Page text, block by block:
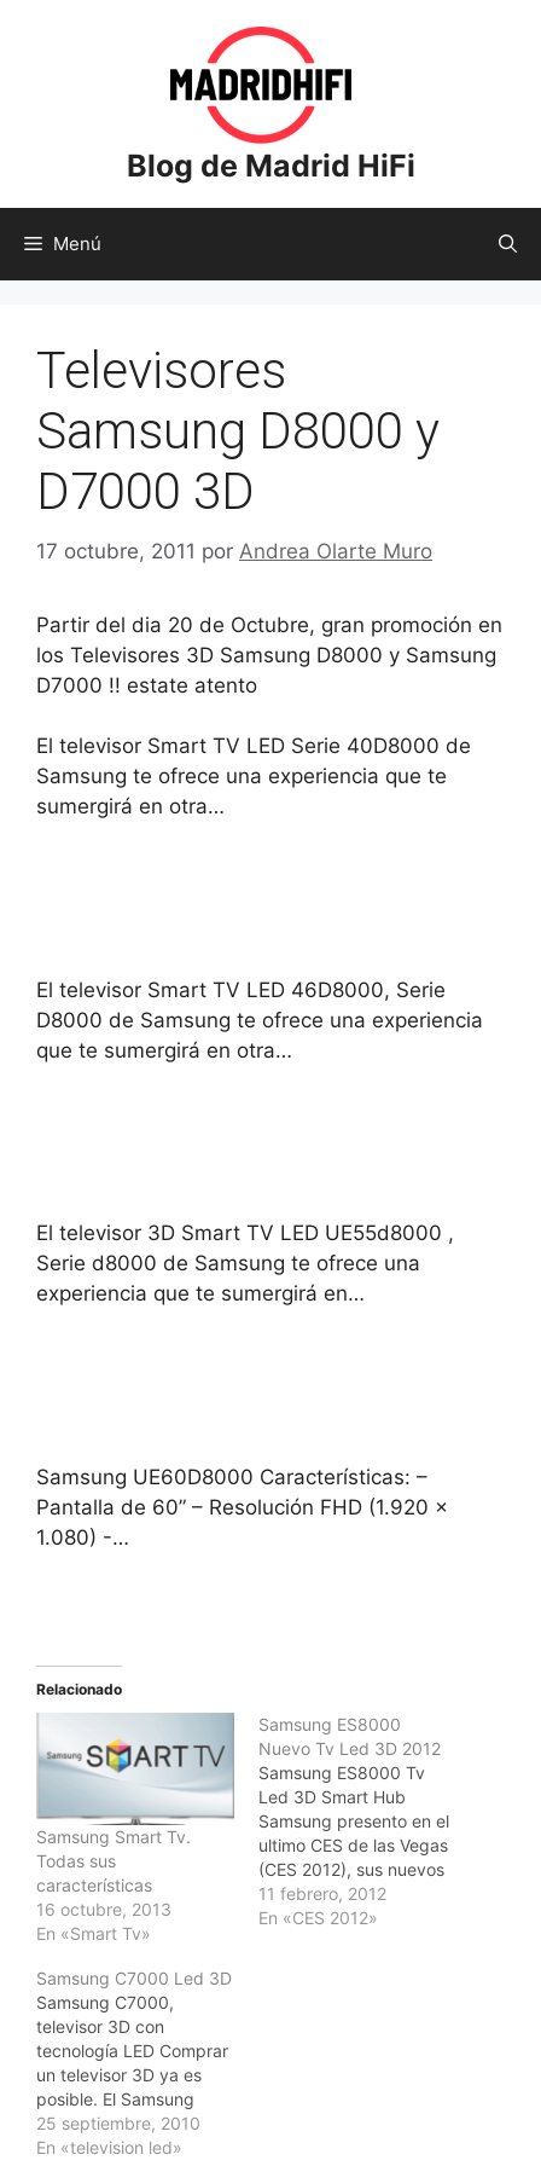
Blog de Madrid HiFi
Menú
Televisores
Samsung D8000 y
D7000 3D
17 octubre, 2011 por Andrea Olarte Muro
Partir del dia 20 de Octubre, gran promoción en
los Televisores 3D Samsung D8000 y Samsung
D7000 !! estate atento
El televisor Smart TV LED Serie 40D8000 de
Samsung te ofrece una experiencia que te
sumergirá en otra…
El televisor Smart TV LED 46D8000, Serie
D8000 de Samsung te ofrece una experiencia
que te sumergirá en otra…
El televisor 3D Smart TV LED UE55d8000 ,
Serie d8000 de Samsung te ofrece una
experiencia que te sumergirá en…
Samsung UE60D8000 Características: –
Pantalla de 60” – Resolución FHD (1.920 x
1.080) -…
Relacionado
Samsung Smart Tv.
Todas sus
características
16 octubre, 2013
En «Smart Tv»
Samsung ES8000
Nuevo Tv Led 3D 2012
Samsung ES8000 Tv
Led 3D Smart Hub
Samsung presento en el
ultimo CES de las Vegas
(CES 2012), sus nuevos
televisores top de gama
llamados convertirse en
11 febrero, 2012
En «CES 2012»
Samsung C7000 Led 3D
Samsung C7000,
televisor 3D con
tecnología LED Comprar
un televisor 3D ya es
posible. El Samsung
C7000 es uno de los
televisores 3D que ya
25 septiembre, 2010
En «television led»